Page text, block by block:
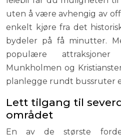
uten å være avhengig av
enkelt kjøre fra det
bydeler på få minutter.
populære attraksjoner
Munkholmen og
planlegge rundt bussruter
Lett tilgang til
området
En av de største